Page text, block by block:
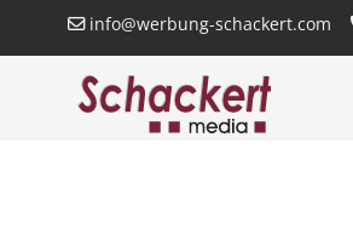
info@werbung-schackert.com